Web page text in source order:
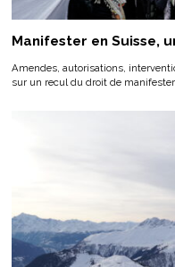
Manifester en Suisse,
Amendes, autorisations,
sur un recul du droit de manifester